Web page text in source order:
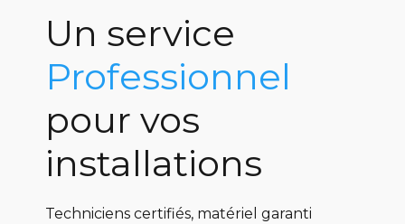
Un service
Professionnel
pour vos
installations
Techniciens certifiés, matériel garanti